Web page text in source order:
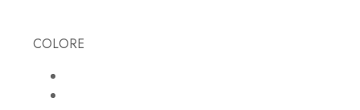
COLORE